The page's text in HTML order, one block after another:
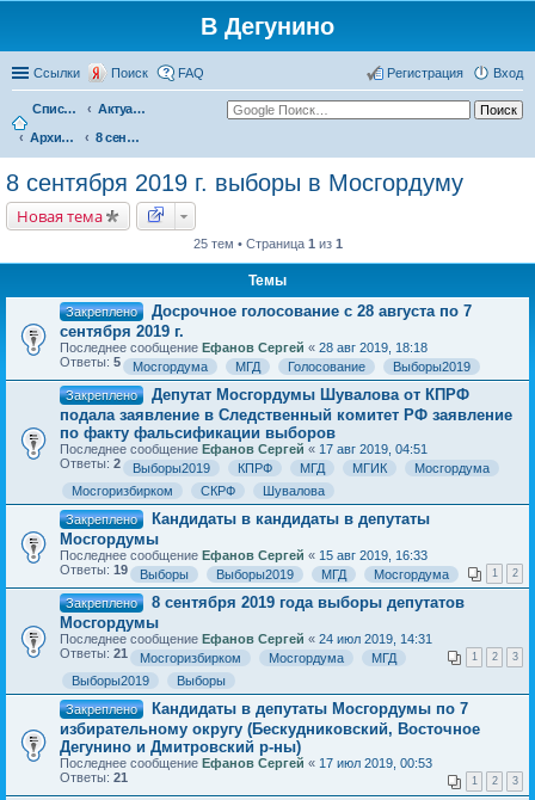
В Дегунино
Ссылки Поиск FAQ Вход
Регистрация
Список форумов
Актуальные вопросы
Архив событий
8 сентября 2019 г. выборы в Мосгордуму
8 сентября 2019 г. выборы в Мосгордуму
Новая тема
25 тем • Страница 1 из 1
Темы
Закреплено
Досрочное голосование с 28 августа по 7
сентября 2019 г.
Последнее сообщение Ефанов Сергей « 28 авг 2019, 18:18
Ответы: 5 Мосгордума МГД Голосование
Выборы2019
Закреплено
Депутат Мосгордумы Шувалова от КПРФ
подала заявление в Следственный комитет РФ заявление
по факту фальсификации выборов
Последнее сообщение Ефанов Сергей « 17 авг 2019, 04:51
Ответы: 2 Выборы2019 КПРФ МГД МГИК
Мосгордума
Мосгоризбирком
СКРФ
Шувалова
Закреплено
Кандидаты в кандидаты в депутаты
Мосгордумы
Последнее сообщение Ефанов Сергей « 15 авг 2019, 16:33
Ответы: 19 1 2
Выборы Выборы2019 МГД
Мосгордума
Закреплено
8 сентября 2019 года выборы депутатов
Мосгордумы
Последнее сообщение Ефанов Сергей « 24 июл 2019, 14:31
Ответы: 21 1 2 3
Мосгоризбирком Мосгордума
МГД
Выборы2019
Выборы
Закреплено
Кандидаты в депутаты Мосгордумы по 7
избирательному округу (Бескудниковский, Восточное
Дегунино и Дмитровский р-ны)
Последнее сообщение Ефанов Сергей « 17 июл 2019, 00:53
Ответы: 21 1 2 3